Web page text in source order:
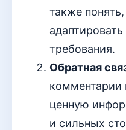
также
требования.
Обратная
комментарии
ценную
и сильных